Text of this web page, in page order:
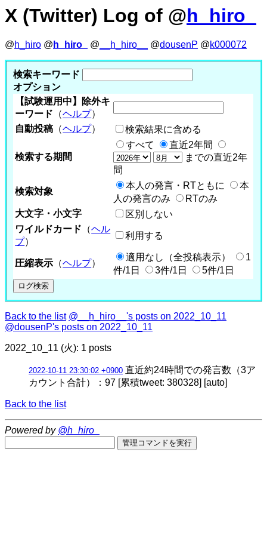
X (Twitter) Log of @h_hiro_
@h_hiro @ h_hiro_ @ __h_hiro__ @dousenP @k000072
検索キーワード
オプション
【試験運用中】除外キ
ーワード （ヘルプ）
自動投稿 （ヘルプ） 検索結果に含める
検索する期間
すべて
直近2年間
までの直近2年
間
検索対象
本人の発言・RTともに
本
人の発言のみ
RTのみ
大文字・小文字
区別しない
ワイルドカード （ヘル
プ）
利用する
圧縮表示 （ヘルプ）
適用なし（全投稿表示）
1
件/1日
3件/1日 5件/1日
Back to the list @__h_hiro__'s posts on 2022_10_11
@dousenP's posts on 2022_10_11
2022_10_11 (火): 1 posts
2022-10-11 23:30:02 +0900 直近約24時間での発言数（3ア
カウント合計）：97 [累積tweet: 380328] [auto]
Back to the list
Powered by @h_hiro_